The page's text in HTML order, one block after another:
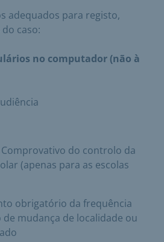
adequados para registo,
caso:
no computador (não à
Comprovativo do controlo da
(apenas para as escolas
obrigatório da frequência
de mudança de localidade ou